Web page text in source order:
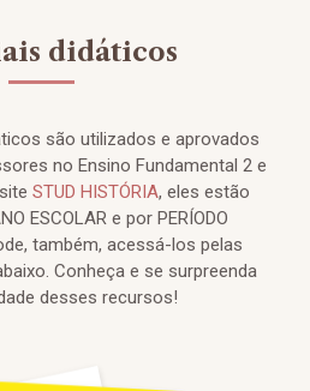
didáticos
são utilizados e aprovados
no Ensino Fundamental 2 e
STUD HISTÓRIA, eles estão
ESCOLAR e por PERÍODO
também, acessá-los pelas
Conheça e se surpreenda
desses recursos!